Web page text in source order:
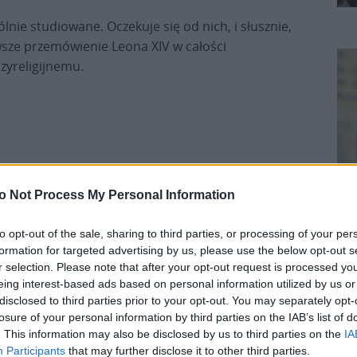
Not Process My Personal Information
opt-out of the sale, sharing to third parties, or processing of your
for targeted advertising by us, please use the below opt-out
selection. Please note that after your opt-out request is processed
interest-based ads based on personal information utilized by us
to third parties prior to your opt-out. You may separately
of your personal information by third parties on the IAB’s list of
This information may also be disclosed by us to third parties on the
Participants that may further disclose it to other third parties.
studiowane. Oczekuje się od nich, i słusznie,
przemówienie Leona XIV w całości
i jedności w wierze, której szczególnym
i pracy nad dziełem, którego głównym
poprzednich papieży, od św. Jana XXIII do
– to główne akcenty ekumenicznego
Leon XIVpowołuje się na